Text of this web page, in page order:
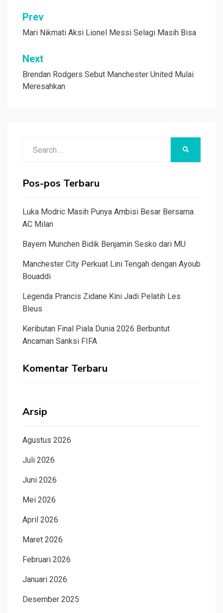
Navigasi
pos
Prev
Mari Nikmati Aksi Lionel Messi Selagi Masih Bisa
Next
Brendan Rodgers Sebut Manchester United Mulai
Meresahkan
Pos-pos Terbaru
Luka Modric Masih Punya Ambisi Besar Bersama
AC Milan
Bayern Munchen Bidik Benjamin Sesko dari MU
Manchester City Perkuat Lini Tengah dengan Ayoub
Bouaddi
Legenda Prancis Zidane Kini Jadi Pelatih Les
Bleus
Keributan Final Piala Dunia 2026 Berbuntut
Ancaman Sanksi FIFA
Komentar Terbaru
Arsip
Agustus 2026
Juli 2026
Juni 2026
Mei 2026
April 2026
Maret 2026
Februari 2026
Januari 2026
Desember 2025